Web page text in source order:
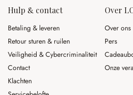
Hulp & contact
Betaling & leveren
Retour sturen & ruilen
Veiligheid & Cybercriminaliteit
Contact
Klachten
Over
Over ons
Pers
Onze